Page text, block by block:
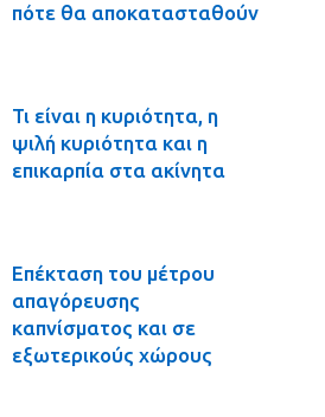
πότε θα αποκατασταθούν
Τι είναι η κυριότητα, η
ψιλή κυριότητα και η
επικαρπία στα ακίνητα
Επέκταση του μέτρου
απαγόρευσης
καπνίσματος και σε
εξωτερικούς χώρους